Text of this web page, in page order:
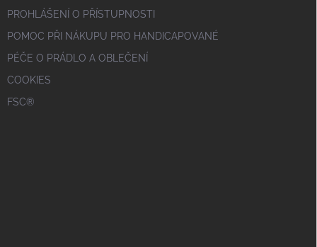
PROHLÁŠENÍ O PŘÍSTUPNOSTI
POMOC PŘI NÁKUPU PRO HANDICAPOVANÉ
PÉČE O PRÁDLO A OBLEČENÍ
COOKIES
FSC®